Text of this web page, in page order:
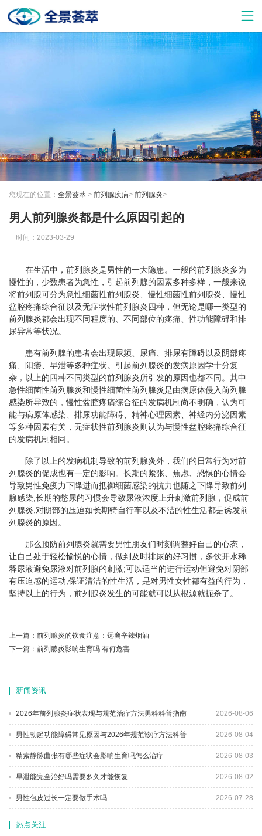
您现在的位置： 全景荟萃 > 前列腺疾病> 前列腺炎>
男人前列腺炎都是什么原因引起的
时间：2023-03-29
在生活中，前列腺炎是男性的一大隐患。一般的前列腺炎多为
慢性的，少数患者为急性，引起前列腺的因素多种多样，一般来说
将前列腺可分为急性细菌性前列腺炎、慢性细菌性前列腺炎、慢性
盆腔疼痛综合征以及无症状性前列腺炎四种，但无论是哪一类型的
前列腺炎都会出现不同程度的、不同部位的疼痛、性功能障碍和排
尿异常等状况。
患有前列腺的患者会出现尿频、尿痛、排尿有障碍以及阴部疼
痛、阳痿、早泄等多种症状。引起前列腺炎的发病原因学十分复
杂，以上的四种不同类型的前列腺炎所引发的原因也都不同。其中
急性细菌性前列腺炎和慢性细菌性前列腺炎是由病原体侵入前列腺
感染所导致的，慢性盆腔疼痛综合征的发病机制尚不明确，认为可
能与病原体感染、排尿功能障碍、精神心理因素、神经内分泌因素
等多种因素有关，无症状性前列腺炎则认为与慢性盆腔疼痛综合征
的发病机制相同。
除了以上的发病机制导致的前列腺炎外，我们的日常行为对前
列腺炎的促成也有一定的影响。长期的紧张、焦虑、恐惧的心情会
导致男性免疫力下降进而抵御细菌感染的抗力也随之下降导致前列
腺感染;长期的憋尿的习惯会导致尿液浓度上升刺激前列腺，促成前
列腺炎;对阴部的压迫如长期骑自行车以及不洁的性生活都是诱发前
列腺炎的原因。
那么预防前列腺炎就需要男性朋友们时刻调整好自己的心态，
让自己处于轻松愉悦的心情，做到及时排尿的好习惯，多饮开水稀
释尿液避免尿液对前列腺的刺激;可以适当的进行运动但避免对阴部
有压迫感的运动;保证清洁的性生活，是对男性女性都有益的行为，
坚持以上的行为，前列腺炎发生的可能就可以从根源就扼杀了。
上一篇： 前列腺炎的饮食注意：远离辛辣烟酒
下一篇： 前列腺炎影响生育吗 有何危害
新闻资讯
2026年前列腺炎症状表现与规范治疗方法男科科普指南 2026-08-06
男性勃起功能障碍常见原因与2026年规范诊疗方法科普 2026-08-04
精索静脉曲张有哪些症状会影响生育吗怎么治疗 2026-08-03
早泄能完全治好吗需要多久才能恢复 2026-08-02
男性包皮过长一定要做手术吗 2026-07-28
热点关注